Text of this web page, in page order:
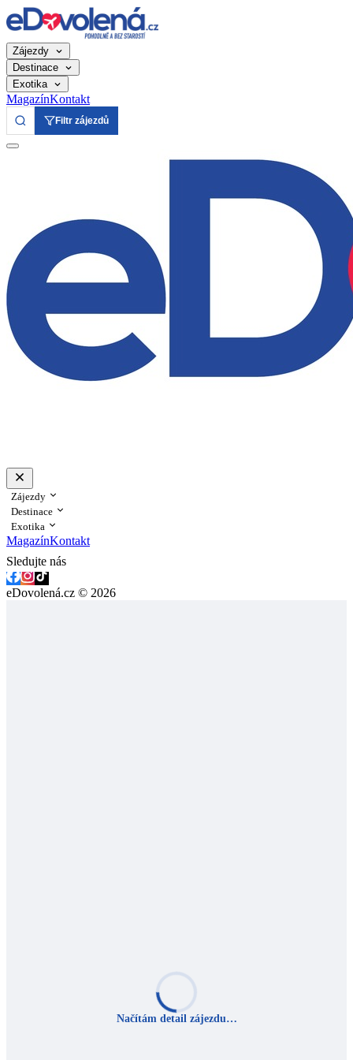
Zájezdy
Destinace
Exotika
MagazínKontakt
Filtr zájezdů
Zájezdy
Destinace
Exotika
MagazínKontakt
Sledujte nás
eDovolená.cz © 2026
Načítám detail zájezdu…